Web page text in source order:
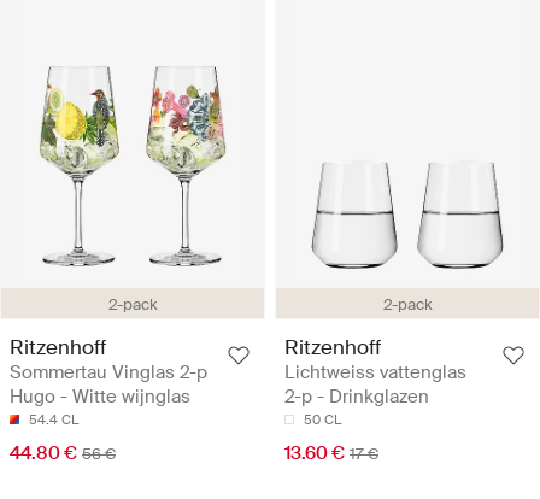
2-pack
Ritzenhoff
Sommertau Vinglas 2-p
Hugo - Witte wijnglas
54.4 CL
44.80 € 56 €
2-pack
Ritzenhoff
Lichtweiss vattenglas
2-p - Drinkglazen
50 CL
13.60 € 17 €